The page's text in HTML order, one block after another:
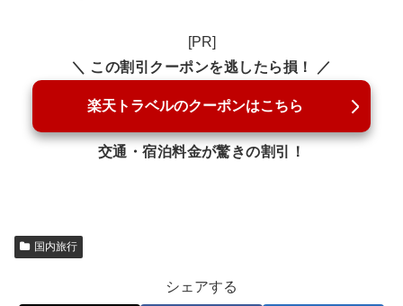
[PR]
＼ この割引クーポンを逃したら損！ ／
楽天トラベルのクーポンはこちら
交通・宿泊料金が驚きの割引！
国内旅行
シェアする